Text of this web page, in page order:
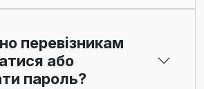
перевізникам
або
пароль?